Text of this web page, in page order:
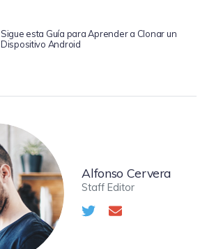
Sigue esta Guía para Aprender a Clonar un
Dispositivo Android
Alfonso Cervera
Staff Editor